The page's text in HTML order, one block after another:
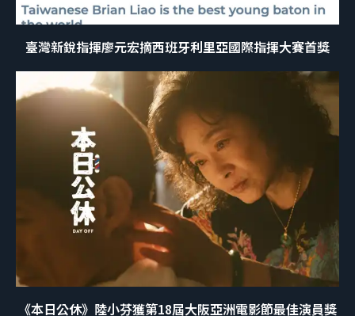
臺灣新銳指揮廖元宏摘西班牙利里亞國際指揮大賽首獎
《本日公休》陸小芬獲第18屆大阪亞洲電影節最佳演員獎